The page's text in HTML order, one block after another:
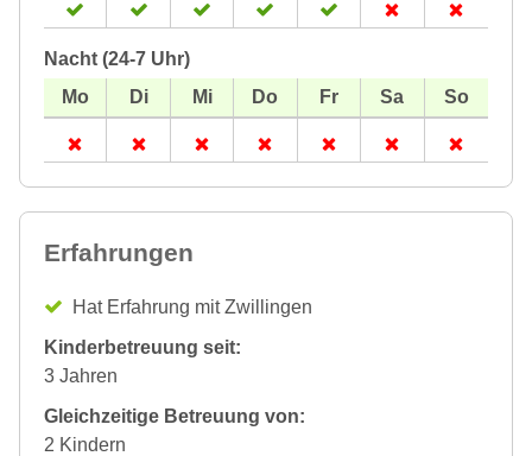
Nacht (24-7 Uhr)
Erfahrungen
Hat Erfahrung mit Zwillingen
Kinderbetreuung seit:
3 Jahren
Gleichzeitige Betreuung von:
2 Kindern